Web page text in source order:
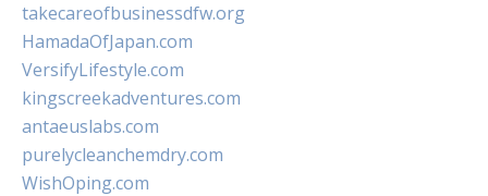
takecareofbusinessdfw.org
HamadaOfJapan.com
VersifyLifestyle.com
kingscreekadventures.com
antaeuslabs.com
purelycleanchemdry.com
WishOping.com